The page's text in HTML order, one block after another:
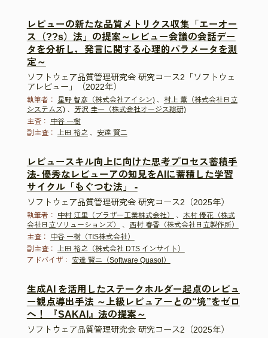
レビューの新たな品質メトリクス収集「エーオー
ス（??s）法」の提案～レビュー会議の会話デー
タを分析し，発言に関する心理的パラメータを測
定～
ソフトウェア品質管理研究会 研究コース2「ソフトウェ
アレビュー」（2022年）
執筆者： 星野 智彦（株式会社アイシン)、 村上 薫（株式会社日立
システムズ)、 芳沢 圭一（株式会社オージス総研)
主査：
中谷 一樹
副主査： 上田 裕之、 安達 賢二
レビュースキル向上に向けた思考プロセス蓄積手
法- 優秀なレビューアの知見をAIに蓄積した学習
サイクル「もぐつむ法」 -
ソフトウェア品質管理研究会 研究コース2（2025年）
執筆者： 中村 江里（ブラザー工業株式会社） 、 木村 優花（株式
会社日立ソリューションズ）
、 西村 春香（株式会社日立製作所）
主査：
中谷 一樹（TIS株式会社）
副主査：
上田 裕之（株式会社 DTS インサイト）
アドバイザ：
安達 賢二（Software Quasol）
生成AI を活用したステークホルダー起点のレビュ
ー観点導出手法 ～上級レビュアーとの“境”をゼロ
へ！ 『SAKAI』法の提案～
ソフトウェア品質管理研究会 研究コース2（2025年）